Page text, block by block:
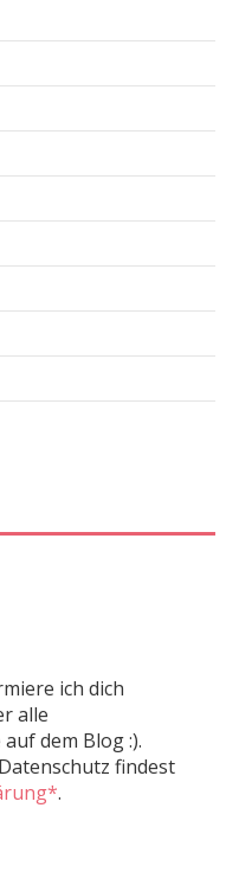
ich dich
alle
dem Blog :).
findest
.